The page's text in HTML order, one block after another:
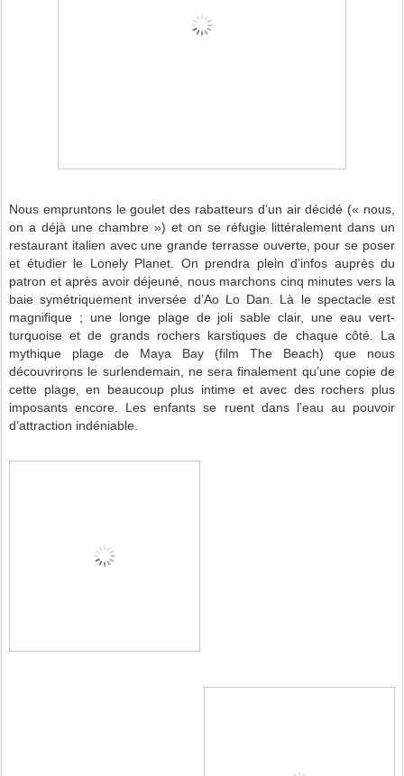
Nous empruntons le goulet des rabatteurs d’un air décidé (« nous,
on a déjà une chambre ») et on se réfugie littéralement dans un
restaurant italien avec une grande terrasse ouverte, pour se poser
et étudier le Lonely Planet. On prendra plein d’infos auprès du
patron et après avoir déjeuné, nous marchons cinq minutes vers la
baie symétriquement inversée d’Ao Lo Dan. Là le spectacle est
magnifique ; une longe plage de joli sable clair, une eau vert-
turquoise et de grands rochers karstiques de chaque côté. La
mythique plage de Maya Bay (film The Beach) que nous
découvrirons le surlendemain, ne sera finalement qu’une copie de
cette plage, en beaucoup plus intime et avec des rochers plus
imposants encore. Les enfants se ruent dans l’eau au pouvoir
d’attraction indéniable.